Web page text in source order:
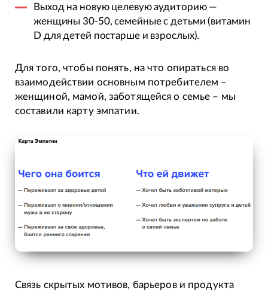
Выход на новую целевую аудиторию —
женщины 30-50, семейные с детьми (витамин
D для детей постарше и взрослых).
Для того, чтобы понять, на что опираться во
взаимодействии основным потребителем –
женщиной, мамой, заботящейся о семье – мы
составили карту эмпатии.
Связь скрытых мотивов, барьеров и продукта